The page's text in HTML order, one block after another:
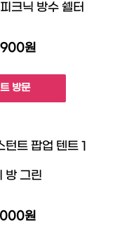
크닉 방수 쉘터
원
방문
트 팝업 텐트 1
방 그린
원